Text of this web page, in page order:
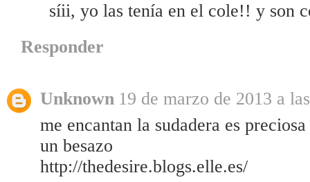
síii, yo las tenía en el cole!! y son
Responder
Unknown 19 de marzo de 2013 a
me encantan la sudadera es preciosa
un besazo
http://thedesire.blogs.elle.es/